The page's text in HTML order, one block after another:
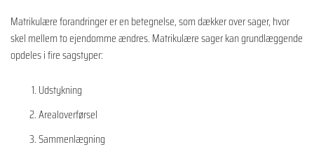
Matrikulære forandringer er en betegnelse, som dækker over sager, hvor
skel mellem to ejendomme ændres. Matrikulære sager kan grundlæggende
opdeles i fire sagstyper:
Udstykning
Arealoverførsel
Sammenlægning